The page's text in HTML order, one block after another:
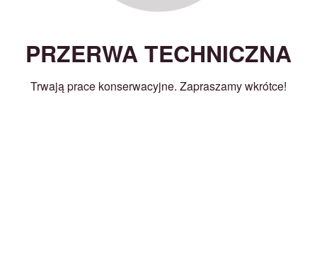
PRZERWA TECHNICZNA
Trwają prace konserwacyjne. Zapraszamy wkrótce!